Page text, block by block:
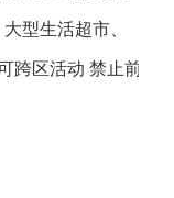
型生活超市、
跨区活动 禁止前